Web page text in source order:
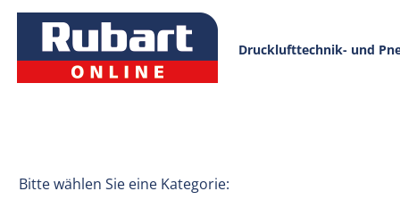
Drucklufttechnik- und
Bitte wählen Sie eine Kategorie: